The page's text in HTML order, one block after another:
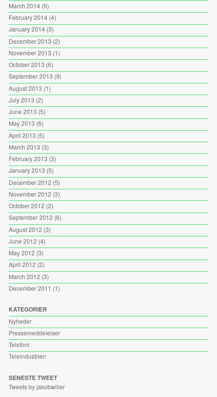
March 2014(5)
February 2014(4)
January 2014(3)
December 2013 (2)
November 2013 (1)
October 2013 (6)
September 2013 (9)
August 2013 (1)
July 2013 (2)
June 2013 (5)
May 2013 (6)
April 2013 (5)
March 2013 (3)
February 2013 (3)
January 2013 (5)
December 2012 (5)
November 2012 (3)
October 2012 (2)
September 2012 (6)
August 2012 (3)
June 2012 (4)
May 2012 (3)
April 2012 (2)
March 2012 (3)
December 2011 (1)
KATEGORIER
Nyheder
Pressemeddelelser
Telefoni
Teleindustrien
SENESTE TWEET
Tweets by jakobwiller